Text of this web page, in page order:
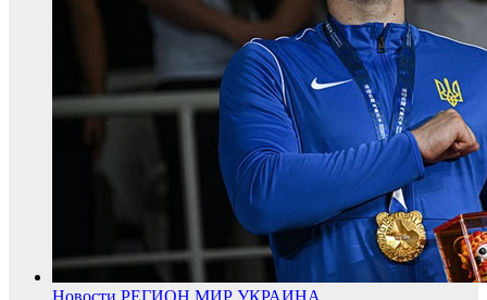
Новости РЕГИОН МИР УКРАИНА